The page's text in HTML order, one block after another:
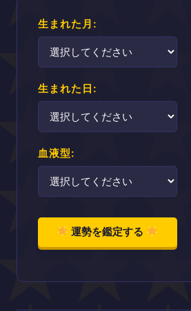
生まれた月:
生まれた日:
血液型:
運勢を鑑定する